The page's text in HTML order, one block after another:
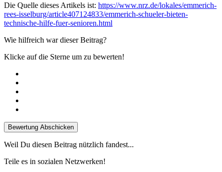
Die Quelle dieses Artikels ist: https://www.nrz.de/lokales/emmerich-
rees-isselburg/article407124833/emmerich-schueler-bieten-
technische-hilfe-fuer-senioren.html
Wie hilfreich war dieser Beitrag?
Klicke auf die Sterne um zu bewerten!
Bewertung Abschicken
Weil Du diesen Beitrag nützlich fandest...
Teile es in sozialen Netzwerken!